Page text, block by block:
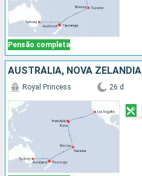
Pensão completa
Royal Princess 26 d